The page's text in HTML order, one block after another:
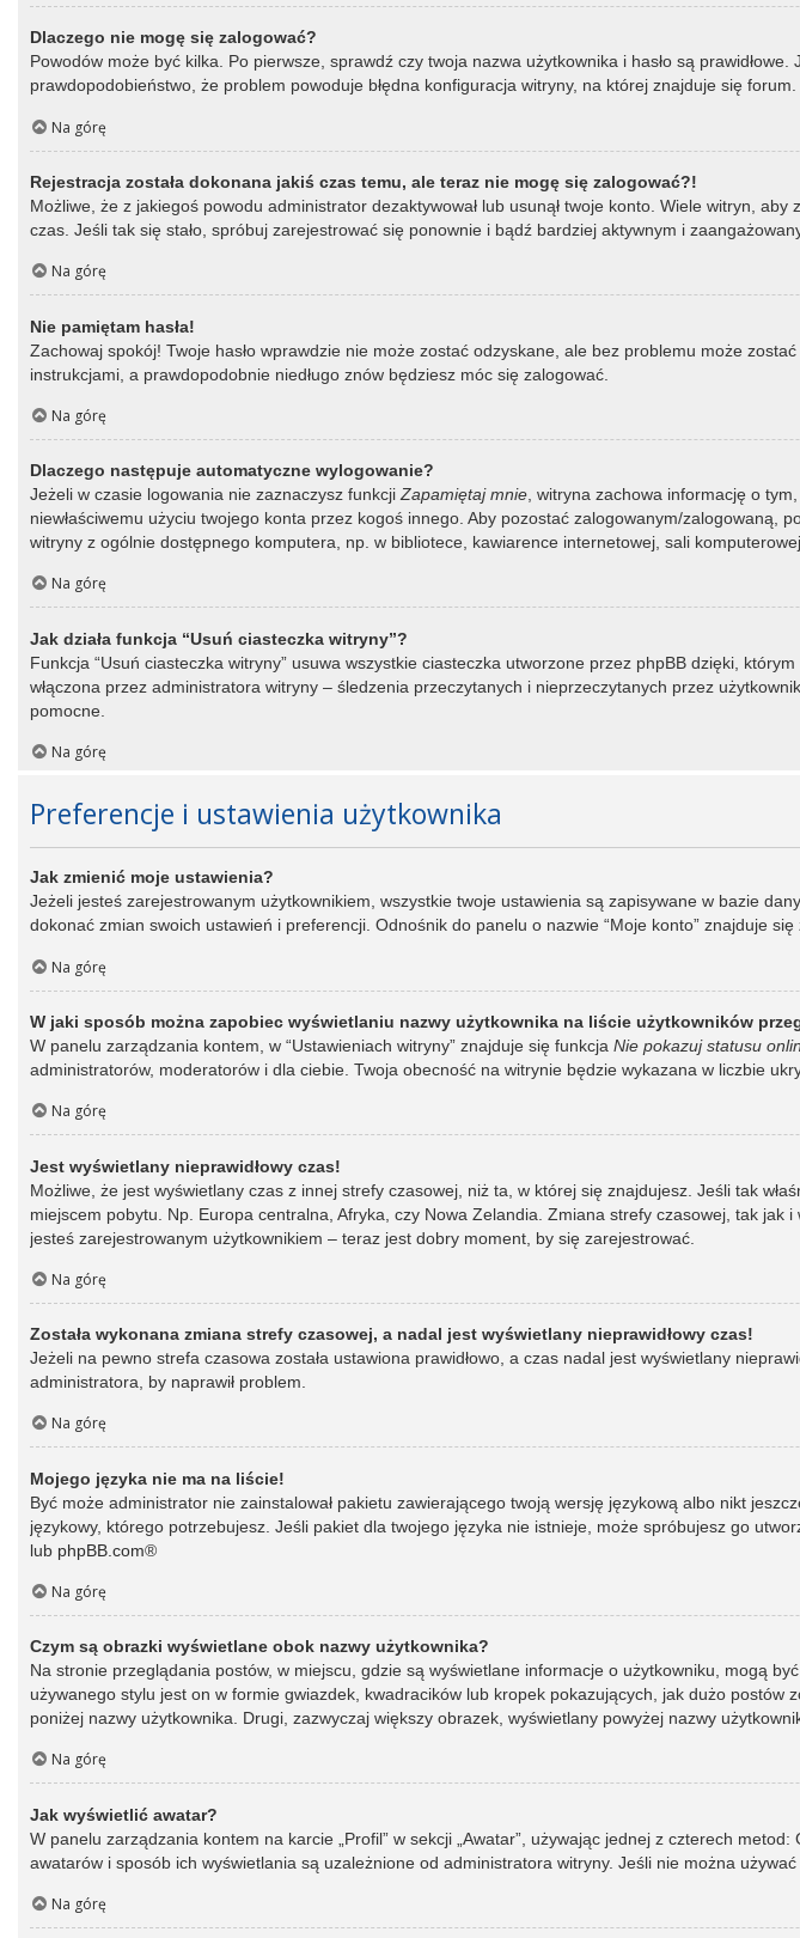
Dlaczego nie mogę się zalogować?
Powodów może być kilka. Po pierwsze, sprawdź czy twoja nazwa użytkownika i hasło są
prawdopodobieństwo, że problem powoduje błędna konfiguracja witryny, na której znajduje się
Na górę
Rejestracja została dokonana jakiś czas temu, ale teraz nie mogę się zalogować?!
Możliwe, że z jakiegoś powodu administrator dezaktywował lub usunął twoje konto. Wiele witryn,
czas. Jeśli tak się stało, spróbuj zarejestrować się ponownie i bądź bardziej aktywnym i
Na górę
Nie pamiętam hasła!
Zachowaj spokój! Twoje hasło wprawdzie nie może zostać odzyskane, ale bez problemu może
instrukcjami, a prawdopodobnie niedługo znów będziesz móc się zalogować.
Na górę
Dlaczego następuje automatyczne wylogowanie?
Jeżeli w czasie logowania nie zaznaczysz funkcjiZapamiętaj mnie, witryna zachowa informację o
niewłaściwemu użyciu twojego konta przez kogoś innego. Aby pozostać zalogowanym/zalogowaną,
witryny z ogólnie dostępnego komputera, np. w bibliotece, kawiarence internetowej, sali
Na górę
Jak działa funkcja “Usuń ciasteczka witryny”?
Funkcja “Usuń ciasteczka witryny” usuwa wszystkie ciasteczka utworzone przez phpBB dzięki,
włączona przez administratora witryny – śledzenia przeczytanych i nieprzeczytanych przez
pomocne.
Na górę
Preferencje i ustawienia użytkownika
Jak zmienić moje ustawienia?
Jeżeli jesteś zarejestrowanym użytkownikiem, wszystkie twoje ustawienia są zapisywane w bazie
dokonać zmian swoich ustawień i preferencji. Odnośnik do panelu o nazwie “Moje konto” znajduje
Na górę
W jaki sposób można zapobiec wyświetlaniu nazwy użytkownika na liście użytkowników
W panelu zarządzania kontem, w “Ustawieniach witryny” znajduje się funkcja Nie pokazuj statusu
administratorów, moderatorów i dla ciebie. Twoja obecność na witrynie będzie wykazana w liczbie
Na górę
Jest wyświetlany nieprawidłowy czas!
Możliwe, że jest wyświetlany czas z innej strefy czasowej, niż ta, w której się znajdujesz. Jeśli tak
miejscem pobytu. Np. Europa centralna, Afryka, czy Nowa Zelandia. Zmiana strefy czasowej, tak
jesteś zarejestrowanym użytkownikiem – teraz jest dobry moment, by się zarejestrować.
Na górę
Została wykonana zmiana strefy czasowej, a nadal jest wyświetlany nieprawidłowy czas!
Jeżeli na pewno strefa czasowa została ustawiona prawidłowo, a czas nadal jest wyświetlany
administratora, by naprawił problem.
Na górę
Mojego języka nie ma na liście!
Być może administrator nie zainstalował pakietu zawierającego twoją wersję językową albo nikt
językowy, którego potrzebujesz. Jeśli pakiet dla twojego języka nie istnieje, może spróbujesz go
lub phpBB.com®
Na górę
Czym są obrazki wyświetlane obok nazwy użytkownika?
Na stronie przeglądania postów, w miejscu, gdzie są wyświetlane informacje o użytkowniku, mogą
używanego stylu jest on w formie gwiazdek, kwadracików lub kropek pokazujących, jak dużo
poniżej nazwy użytkownika. Drugi, zazwyczaj większy obrazek, wyświetlany powyżej nazwy
Na górę
Jak wyświetlić awatar?
W panelu zarządzania kontem na karcie „Profil” w sekcji „Awatar”, używając jednej z czterech
awatarów i sposób ich wyświetlania są uzależnione od administratora witryny. Jeśli nie można
Na górę